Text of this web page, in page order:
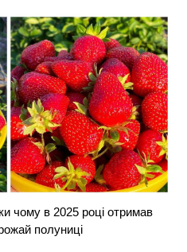
чому в 2025 році отримав
полуниці